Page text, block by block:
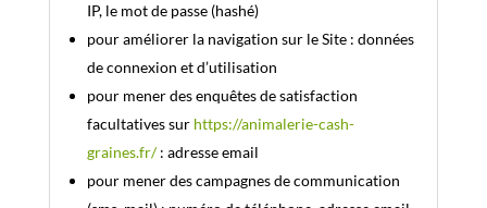
IP, le mot de passe (hashé)
pour améliorer la navigation sur le Site : données
de connexion et d’utilisation
pour mener des enquêtes de satisfaction
facultatives sur https://animalerie-cash-
graines.fr/: adresse email
pour mener des campagnes de communication